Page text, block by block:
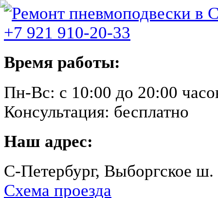
+7 921 910-20-33
Время работы:
Пн-Вс: с 10:00 до 20:00
Консультация: бесплатно
Наш адрес:
C-Петербург, Выборгское
Схема проезда